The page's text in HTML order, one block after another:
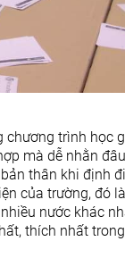
chương trình học
mà dễ nhằn
thân khi định
của trường, đó
nước khác
thích nhất
Gửi
Chúng tôi sẽ phản hồi